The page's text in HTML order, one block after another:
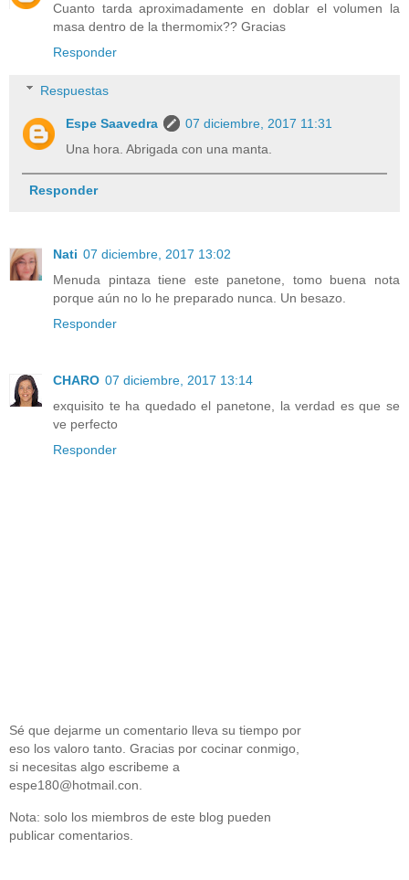
Cuanto tarda aproximadamente en doblar el volumen la
masa dentro de la thermomix?? Gracias
Responder
Respuestas
Espe Saavedra
07 diciembre, 2017 11:31
Una hora. Abrigada con una manta.
Responder
Nati 07 diciembre, 2017 13:02
Menuda pintaza tiene este panetone, tomo buena nota
porque aún no lo he preparado nunca. Un besazo.
Responder
CHARO 07 diciembre, 2017 13:14
exquisito te ha quedado el panetone, la verdad es que se
ve perfecto
Responder
Sé que dejarme un comentario lleva su tiempo por
eso los valoro tanto. Gracias por cocinar conmigo,
si necesitas algo escribeme a
espe180@hotmail.con.
Nota: solo los miembros de este blog pueden
publicar comentarios.